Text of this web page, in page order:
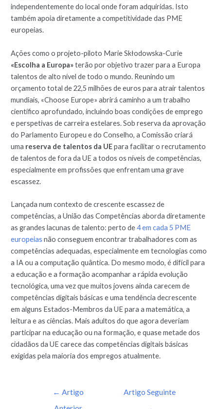
independentemente do local onde foram adquiridas. Isto
também apoia diretamente a competitividade das PME
europeias.
Ações como o projeto-piloto Marie Skłodowska-Curie
«Escolha a Europa»terão por objetivo trazer para a Europa
talentos de alto nível de todo o mundo. Reunindo um
orçamento total de 22,5 milhões de euros para atrair talentos
mundiais, «Choose Europe» abrirá caminho a um trabalho
científico aprofundado, incluindo boas condições de emprego
e perspetivas de carreira estelares. Sob reserva da aprovação
do Parlamento Europeu e do Conselho, a Comissão criará
uma reserva de talentos da UEpara facilitar o recrutamento
de talentos de fora da UE a todos os níveis de competências,
especialmente em profissões que enfrentam uma grave
escassez.
Lançada num contexto de crescente escassez de
competências, a União das Competências aborda diretamente
as grandes lacunas de talento: perto de4 em cada 5 PME
europeias não conseguem encontrar trabalhadores com as
competências adequadas, especialmente em tecnologias como
a IA ou a computação quântica. Do mesmo modo, é difícil para
a educação e a formação acompanhar a rápida evolução
tecnológica, uma vez que muitos jovens ainda carecem de
competências digitais básicas e uma tendência decrescente
em alguns Estados-Membros da UE para a matemática, a
leitura e as ciências. Mais adultos do que agora deveriam
participar na educação ou na formação, e quase metade dos
cidadãos da UE carece das competências digitais básicas
exigidas pela maioria dos empregos atualmente.
← Artigo
Artigo Seguinte